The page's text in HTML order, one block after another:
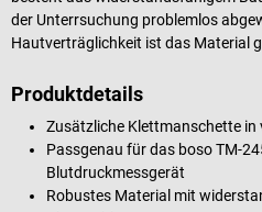
der Unterrsuchung problemlos
Hautverträglichkeit ist das Material
Produktdetails
Zusätzliche Klettmanschette in
Passgenau für das boso TM-
Blutdruckmessgerät
Robustes Material mit